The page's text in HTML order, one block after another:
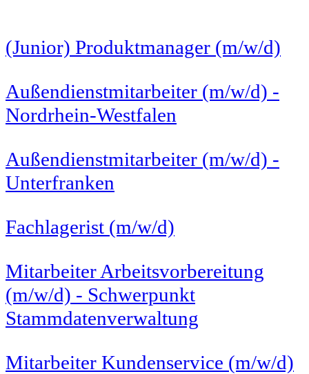
(Junior) Produktmanager (m/w/d)
Außendienstmitarbeiter (m/w/d) -
Nordrhein-Westfalen
Außendienstmitarbeiter (m/w/d) -
Unterfranken
Fachlagerist (m/w/d)
Mitarbeiter Arbeitsvorbereitung
(m/w/d) - Schwerpunkt
Stammdatenverwaltung
Mitarbeiter Kundenservice (m/w/d)